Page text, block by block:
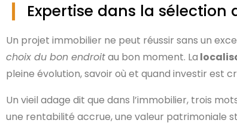
Expertise dans la
Un projet immobilier ne peut réussir sans un
choix du bon endroitau bon moment. La
pleine évolution, savoir où et quand investir est
Un vieil adage dit que dans l’immobilier, trois
une rentabilité accrue, une valeur patrimoniale